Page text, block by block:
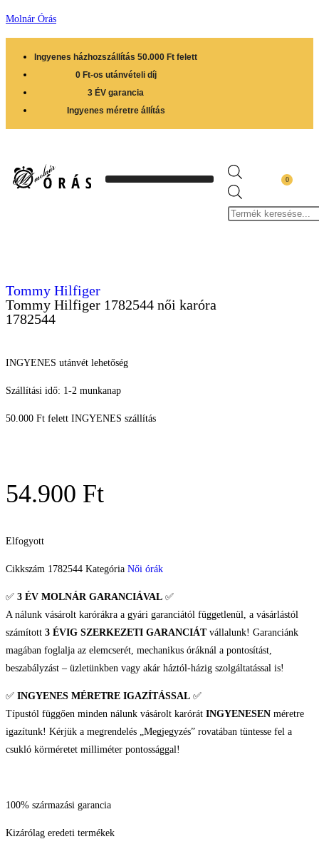
Molnár Órás
Ingyenes házhozszállítás 50.000 Ft felett
0 Ft-os utánvételi díj
3 ÉV garancia
Ingyenes méretre állítás
0
Tommy Hilfiger
Tommy Hilfiger 1782544 női karóra
1782544
INGYENES utánvét lehetőség
Szállítási idő: 1-2 munkanap
50.000 Ft felett INGYENES szállítás
54.900 Ft
Elfogyott
Cikkszám 1782544 Kategória Női órák
✅ 3 ÉV MOLNÁR GARANCIÁVAL ✅
A nálunk vásárolt karórákra a gyári garanciától függetlenül, a vásárlástól
számított 3 ÉVIG SZERKEZETI GARANCIÁTvállalunk! Garanciánk
magában foglalja az elemcserét, mechanikus óráknál a pontosítást,
beszabályzást – üzletünkben vagy akár háztól-házig szolgáltatással is!
✅ INGYENES MÉRETRE IGAZÍTÁSSAL ✅
Típustól függően minden nálunk vásárolt karórát INGYENESEN méretre
igazítunk! Kérjük a megrendelés „Megjegyzés” rovatában tüntesse fel a
csukló körméretet milliméter pontossággal!
100% származási garancia
Kizárólag eredeti termékek